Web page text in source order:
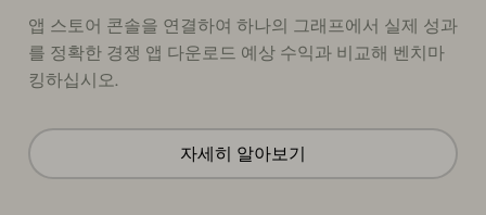
앱 스토어 콘솔을 연결하여 하나의 그래프에서 실제 성과
를 정확한 경쟁 앱 다운로드 예상 수익과 비교해 벤치마
킹하십시오.
자세히 알아보기